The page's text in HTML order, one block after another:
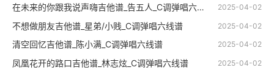
2025-04-02
在未来的你跟我说声嗨吉他谱_告五人_C调弹唱六线谱
2025-04-02
不想做朋友吉他谱_星弟/小贱_C调弹唱六线谱
2025-04-02
清空回忆吉他谱_陈小满_C调弹唱六线谱
2025-04-02
凤凰花开的路口吉他谱_林志炫_C调弹唱六线谱